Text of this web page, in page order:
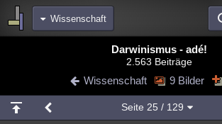
Wissenschaft
Blogs Videos
Chat Wiki Neuigkeiten
meine Rubriken
Darwinismus - adé!
2.563 Beiträge
Wissenschaft 9 Bilder
Seite 25 / 129